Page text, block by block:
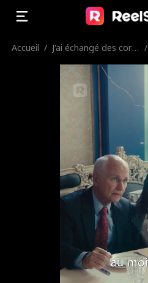
Accueil / J'ai échangé des corp /